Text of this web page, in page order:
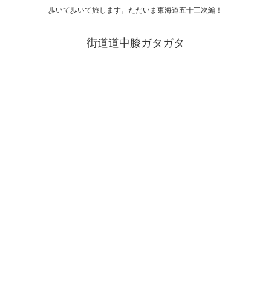
歩いて歩いて旅します。ただいま東海道五十三次編！
街道道中膝ガタガタ